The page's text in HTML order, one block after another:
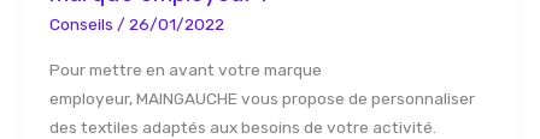
Conseils / 26/01/2022
Pour mettre en avant votre marque
employeur, MAINGAUCHE vous propose de personnaliser
des textiles adaptés aux besoins de votre activité.